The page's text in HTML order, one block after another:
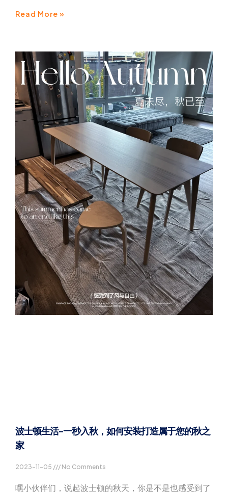
Read More »
波士顿生活-一秒入秋，如何安装打造属于您的秋之
家
2023-11-05 No Comments
嘿小伙伴们，说起波士顿的秋天，你是不是也感受到了